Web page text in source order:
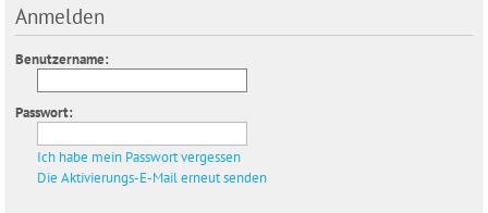
Anmelden
Benutzername:
Passwort:
Ich habe mein Passwort vergessen
Die Aktivierungs-E-Mail erneut senden